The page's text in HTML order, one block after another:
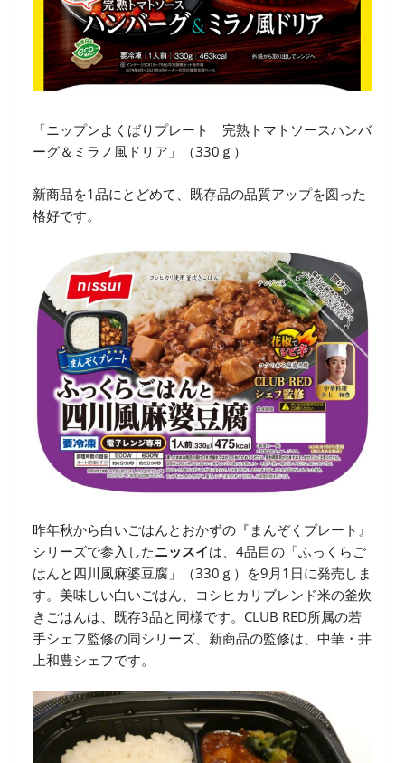
「ニップンよくばりプレート 完熟トマトソースハンバ
ーグ＆ミラノ風ドリア」（330ｇ）
新商品を1品にとどめて、既存品の品質アップを図った
格好です。
昨年秋から白いごはんとおかずの『まんぞくプレート』
シリーズで参入したニッスイは、4品目の「ふっくらご
はんと四川風麻婆豆腐」（330ｇ）を9月1日に発売しま
す。美味しい白いごはん、コシヒカリブレンド米の釜炊
きごはんは、既存3品と同様です。CLUB RED所属の若
手シェフ監修の同シリーズ、新商品の監修は、中華・井
上和豊シェフです。